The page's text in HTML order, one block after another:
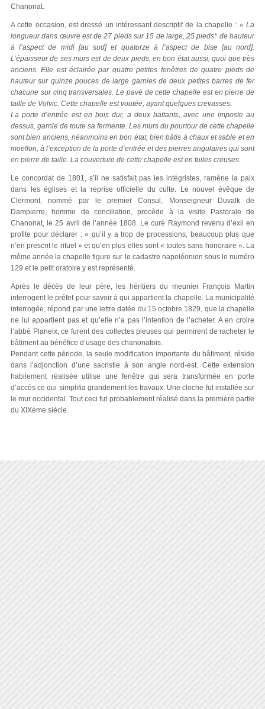
Chanonat.
A cette occasion, est dressé un intéressant descriptif de la chapelle : « La
longueur dans œuvre est de 27 pieds sur 15 de large, 25 pieds* de hauteur
à l’aspect de midi [au sud] et quatorze à l’aspect de bise [au nord].
L’épaisseur de ses murs est de deux pieds, en bon état aussi, quoi que très
anciens. Elle est éclairée par quatre petites fenêtres de quatre pieds de
hauteur sur quinze pouces de large garnies de deux petites barres de fer
chacune sur cinq transversales. Le pavé de cette chapelle est en pierre de
taille de Volvic. Cette chapelle est voutée, ayant quelques crevasses.
La porte d’entrée est en bois dur, a deux battants, avec une imposte au
dessus, garnie de toute sa fermente. Les murs du pourtour de cette chapelle
sont bien anciens, néanmoins en bon état, bien bâtis à chaux et sable et en
moellon, à l’exception de la porte d’entrée et des pierres angulaires qui sont
en pierre de taille. La couverture de cette chapelle est en tuiles creuses.
Le concordat de 1801, s’il ne satisfait pas les intégristes, ramène la paix
dans les églises et la reprise officielle du culte. Le nouvel évêque de
Clermont, nommé par le premier Consul, Monseigneur Duvalk de
Dampierre, homme de conciliation, procède à la visite Pastorale de
Chanonat, le 25 avril de l’année 1808. Le curé Raymond revenu d’exil en
profite pour déclarer : « qu’il y a trop de processions, beaucoup plus que
n’en prescrit le rituel » et qu’en plus elles sont « toutes sans honoraire ». La
même année la chapelle figure sur le cadastre napoléonien sous le numéro
129 et le petit oratoire y est représenté.
Après le décès de leur père, les héritiers du meunier François Martin
interrogent le préfet pour savoir à qui appartient la chapelle. La municipalité
interrogée, répond par une lettre datée du 15 octobre 1829, que la chapelle
ne lui appartient pas et qu’elle n’a pas l’intention de l’acheter. A en croire
l’abbé Planeix, ce furent des collectes pieuses qui permirent de racheter le
bâtiment au bénéfice d’usage des chanonatois.
Pendant cette période, la seule modification importante du bâtiment, réside
dans l’adjonction d’une sacristie à son angle nord-est. Cette extension
habilement réalisée utilise une fenêtre qui sera transformée en porte
d’accès ce qui simplifia grandement les travaux. Une cloche fut installée sur
le mur occidental. Tout ceci fut probablement réalisé dans la première partie
du XIXème siècle.